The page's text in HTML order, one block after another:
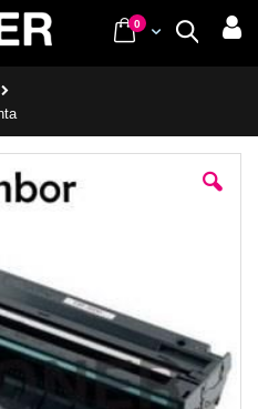
Buscar
Cart
0items